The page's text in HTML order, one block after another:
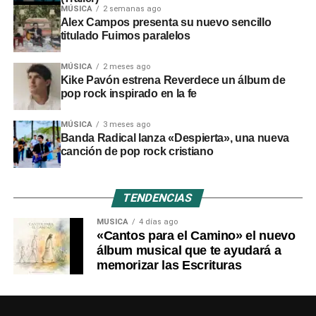
MÚSICA 2 semanas ago
Alex Campos presenta su nuevo sencillo
titulado Fuimos paralelos
MÚSICA 2 meses ago
Kike Pavón estrena Reverdece un álbum de
pop rock inspirado en la fe
MÚSICA 3 meses ago
Banda Radical lanza «Despierta», una nueva
canción de pop rock cristiano
TENDENCIAS
MÚSICA 4 días ago
«Cantos para el Camino» el nuevo
álbum musical que te ayudará a
memorizar las Escrituras